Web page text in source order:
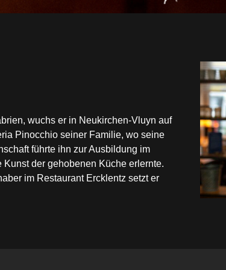
wuchs er in Neukirchen-Vluyn auf
Pinocchio seiner Familie, wo seine
führte ihn zur Ausbildung im
der gehobenen Küche erlernte.
im Restaurant Ercklentz setzt er